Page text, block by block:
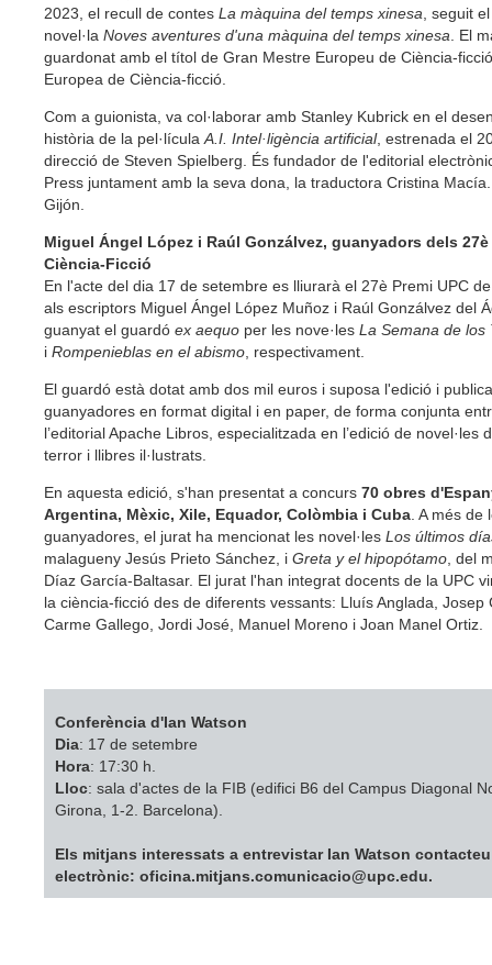
2023, el recull de contes La màquina del temps xinesa , seguit
novel·la Noves aventures d'una màquina del temps xinesa . El
guardonat amb el títol de Gran Mestre Europeu de Ciència-
Europea de Ciència-ficció.
Com a guionista, va col·laborar amb Stanley Kubrick en el
història de la pel·lícula A.I. Intel·ligència artificial, estrenada el
direcció de Steven Spielberg. És fundador de l'editorial
Press juntament amb la seva dona, la traductora Cristina
Gijón.
Miguel Ángel López i Raúl Gonzálvez, guanyadors dels 27è
Ciència-Ficció
En l'acte del dia 17 de setembre es lliurarà el 27è Premi UPC
als escriptors Miguel Ángel López Muñoz i Raúl Gonzálvez del
guanyat el guardó ex aequo per les nove·les La Semana de los
i Rompenieblas en el abismo , respectivament.
El guardó està dotat amb dos mil euros i suposa l'edició i
guanyadores en format digital i en paper, de forma conjunta
l’editorial Apache Libros, especialitzada en l’edició de novel·les
terror i llibres il·lustrats.
En aquesta edició, s'han presentat a concurs 70 obres
Argentina, Mèxic, Xile, Equador, Colòmbia i Cuba . A més
guanyadores, el jurat ha mencionat les novel·les Los últimos
malagueny Jesús Prieto Sánchez, i Greta y el hipopótamo , del
Díaz García-Baltasar. El jurat l'han integrat docents de la UPC
la ciència-ficció des de diferents vessants: Lluís Anglada, Josep
Carme Gallego, Jordi José, Manuel Moreno i Joan Manel Ortiz.
Conferència d'Ian Watson
Dia: 17 de setembre
Hora: 17:30 h.
Lloc: sala d'actes de la FIB (edifici B6 del Campus Diagonal
Girona, 1-2. Barcelona).
Els mitjans interessats a entrevistar Ian Watson
electrònic: oficina.mitjans.comunicacio@upc.edu.